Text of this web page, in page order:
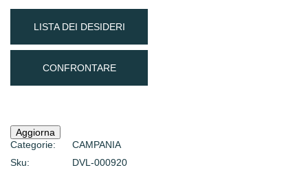
LISTA DEI DESIDERI
CONFRONTARE
Categorie:
CAMPANIA
Sku:
DVL-000920